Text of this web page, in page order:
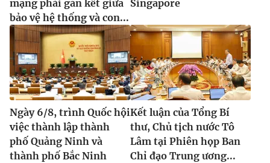
mạng phải gắn kết giữa
bảo vệ hệ thống và con...
Singapore
Ngày 6/8, trình Quốc hội
việc thành lập thành
phố Quảng Ninh và
thành phố Bắc Ninh
Kết luận của Tổng Bí
thư, Chủ tịch nước Tô
Lâm tại Phiên họp Ban
Chỉ đạo Trung ương...